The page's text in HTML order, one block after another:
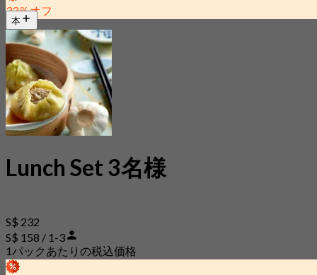
33％オフ
本
Lunch Set 3名様
S$ 232
S$ 158 / 1-3
1パックあたりの税込価格